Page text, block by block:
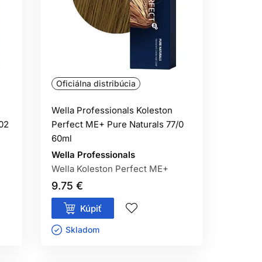
farby cez dĺžky môže viesť k
ako si ich stav vyžaduje.
sekcie a primerané množstvo zmesi,
náhradou zosvetľovacieho
a teplý podtón odhalený pri
alebo oslabených vlasoch treba
Oficiálna distribúcia
Wella Professionals Koleston
Perfect ME+ Pure Naturals 77/0
60ml
Wella Professionals
Wella Koleston Perfect ME+
9.75 €
Kúpiť
Skladom ㅤ